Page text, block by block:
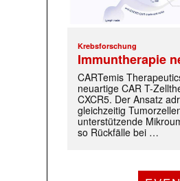
Krebsforschung
Immuntherapie
CARTemis
neuartige CAR T-
CXCR5. Der Ansatz
gleichzeitig
unterstützende
so Rückfälle bei …